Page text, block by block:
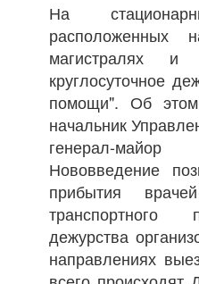
На
расположенных
магистралях
круглосуточное
помощи". Об
начальник
генерал-
Нововведение
прибытия
транспортного
дежурства
направлениях